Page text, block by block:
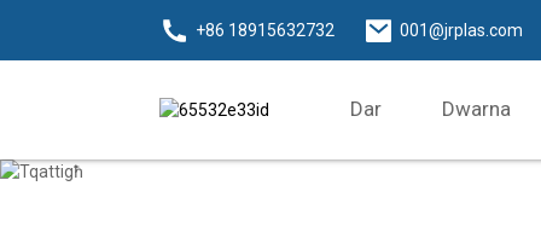
+86 18915632732 001@jrplas.com
Dar Dwarna